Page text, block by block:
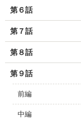
第６話
第７話
第８話
第９話
前編
中編